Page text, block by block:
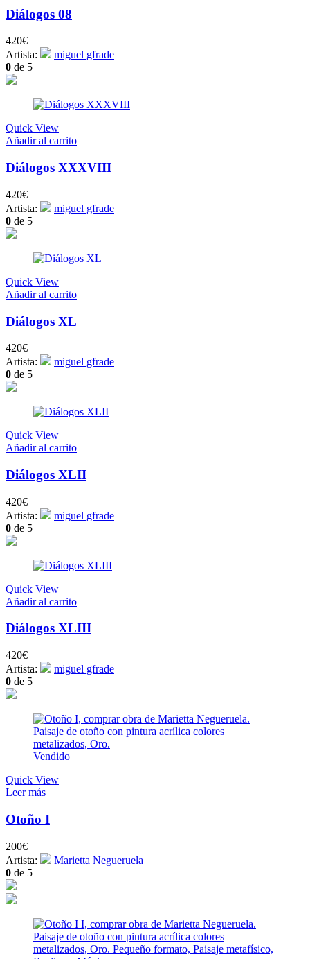
Diálogos 08
420€
Artista:
miguel gfrade
0 de 5
Quick View
Añadir al carrito
Diálogos XXXVIII
420€
Artista:
miguel gfrade
0 de 5
Quick View
Añadir al carrito
Diálogos XL
420€
Artista:
miguel gfrade
0 de 5
Quick View
Añadir al carrito
Diálogos XLII
420€
Artista:
miguel gfrade
0 de 5
Quick View
Añadir al carrito
Diálogos XLIII
420€
Artista:
miguel gfrade
0 de 5
Vendido
Quick View
Leer más
Otoño I
200€
Artista:
Marietta Negueruela
0 de 5